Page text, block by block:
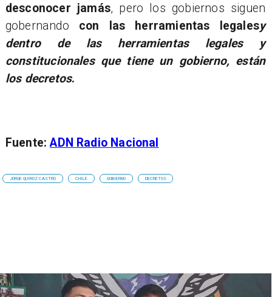
desconocer jamás, pero los gobiernos siguen
gobernando con las herramientas legalesy
dentro de las herramientas legales y
constitucionales que tiene un gobierno, están
los decretos.
Fuente:ADN Radio Nacional
JORGE QUIROZ CASTRO CHILE GOBIERNO DECRETOS